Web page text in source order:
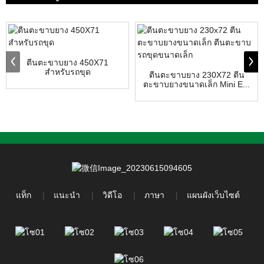
ตีนตะขาบยาง 450X71
สำหรับรถขุด
ตีนตะขาบยาง 230X72 ตีน
ตะขาบยางขนาดเล็ก Mini E...
แท็ก แนะนำ วิดีโอ ภาษา แผนผังเว็บไซต์